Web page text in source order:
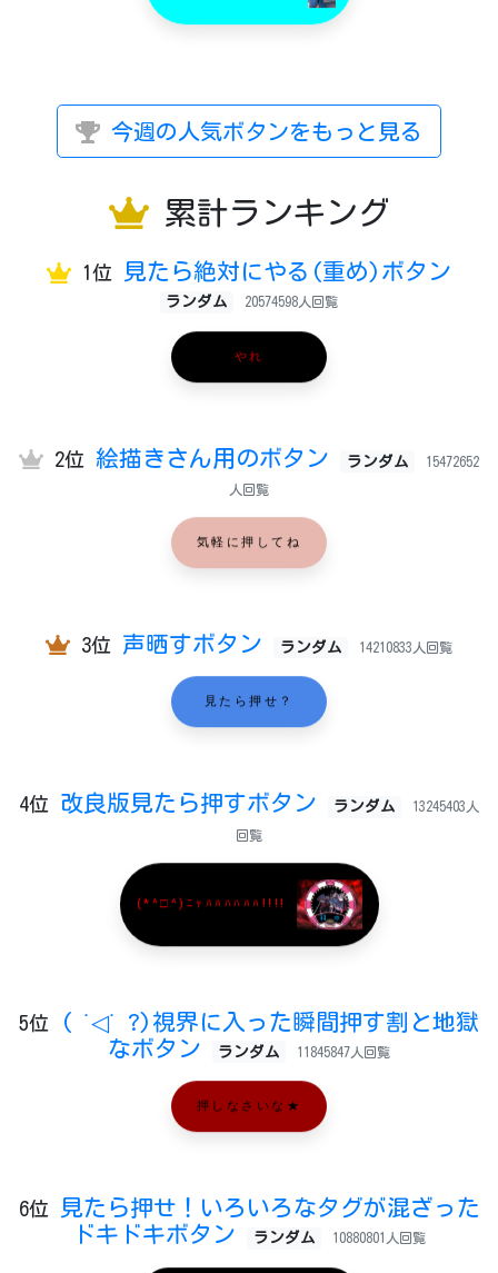
今週の人気ボタンをもっと見る
累計ランキング
1位 見たら絶対にやる(重め)ボタン
ランダム 20574598人回覧
やれ
2位 絵描きさん用のボタン ランダム 15472652
人回覧
気軽に押してね
3位 声晒すボタン ランダム 14210833人回覧
見たら押せ？
4位 改良版見たら押すボタン ランダム 13245403人
回覧
(*^□^)ﾆｬﾊﾊﾊﾊﾊﾊ!!!!
5位
( ˙◁˙ ?)視界に入った瞬間押す割と地獄
なボタン
ランダム 11845847人回覧
押しなさいな★
6位
見たら押せ！いろいろなタグが混ざった
ドキドキボタン
ランダム 10880801人回覧